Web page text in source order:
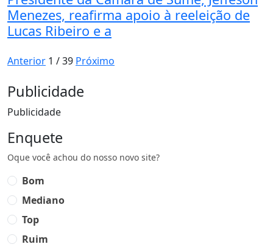
Menezes, reafirma apoio à reeleição de
Lucas Ribeiro e a
Anterior 1 / 39 Próximo
Publicidade
Publicidade
Enquete
Oque você achou do nosso novo site?
Bom
Mediano
Top
Ruim